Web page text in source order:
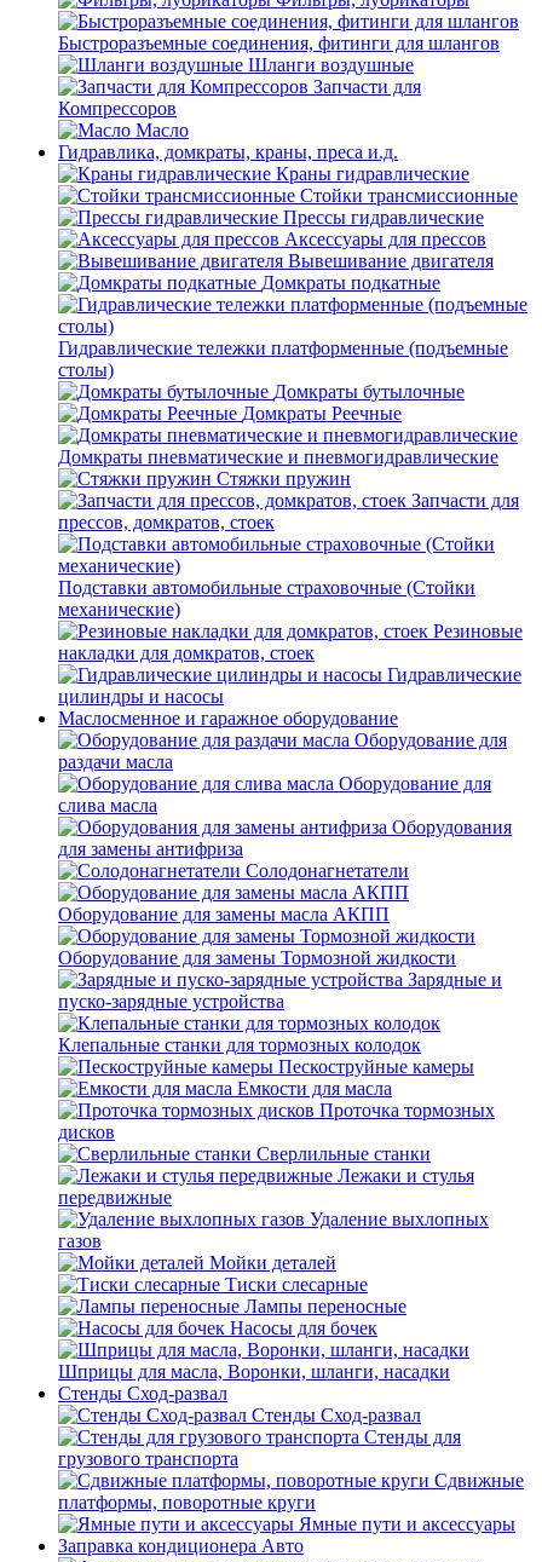
Быстроразъемные соединения, фитинги для шлангов
Шланги воздушные
Запчасти для
Компрессоров
Масло
Гидравлика, домкраты, краны, преса и.д.
Краны гидравлические
Стойки трансмиссионные
Прессы гидравлические
Аксессуары для прессов
Вывешивание двигателя
Домкраты подкатные
Гидравлические тележки платформенные (подъемные
столы)
Домкраты бутылочные
Домкраты Реечные
Домкраты пневматические и пневмогидравлические
Стяжки пружин
Запчасти для
прессов, домкратов, стоек
Подставки автомобильные страховочные (Стойки
механические)
Резиновые
накладки для домкратов, стоек
Гидравлические
цилиндры и насосы
Маслосменное и гаражное оборудование
Оборудование для
раздачи масла
Оборудование для
слива масла
Оборудования
для замены антифриза
Солодонагнетатели
Оборудование для замены масла АКПП
Оборудование для замены Тормозной жидкости
Зарядные и
пуско-зарядные устройства
Клепальные станки для тормозных колодок
Пескоструйные камеры
Емкости для масла
Проточка тормозных
дисков
Сверлильные станки
Лежаки и стулья
передвижные
Удаление выхлопных
газов
Мойки деталей
Тиски слесарные
Лампы переносные
Насосы для бочек
Шприцы для масла, Воронки, шланги, насадки
Стенды Сход-развал
Стенды Сход-развал
Стенды для
грузового транспорта
Сдвижные
платформы, поворотные круги
Ямные пути и аксессуары
Заправка кондиционера Авто